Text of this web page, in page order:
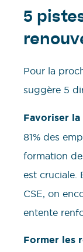
5
Pour la
suggère 5
Favoriser
81% des
formation
est cruciale.
CSE, on
entente
Former les